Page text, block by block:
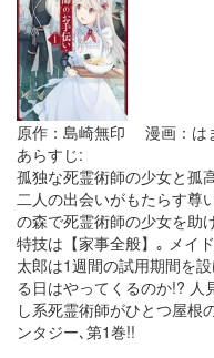
原作：島崎無印 漫画：は
あらすじ:
孤独な死霊術師の少女と孤
二人の出会いがもたらす尊
の森で死霊術師の少女を助
特技は【家事全般】｡ メイ
太郎は1週間の試用期間を
る日はやってくるのか!? 人
し系死霊術師がひとつ屋根
ンタジー､第1巻!!